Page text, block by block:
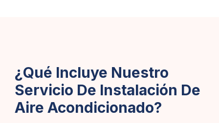
¿Qué Incluye Nuestro
Servicio De Instalación De
Aire Acondicionado?